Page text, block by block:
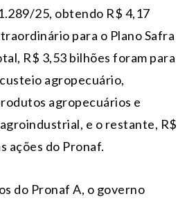
25, obtendo R$ 4,17
para o Plano Safra
R$ 3,53 bilhões foram para
agropecuário,
agropecuários e
e o restante, R$
ações do Pronaf.
do Pronaf A, o governo